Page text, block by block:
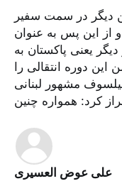
دیگر در سمت سفیر
از این پس به عنوان
یعنی پاکستان به
دوره انتقالی را
مشهور لبنانی
علی عوض العسیری